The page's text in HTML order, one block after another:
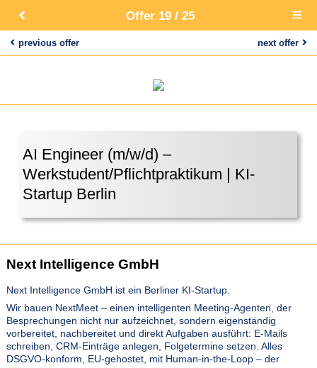
Offer 19 / 25
Open
menu
previous offer next offer
AI Engineer (m/w/d) –
Werkstudent/Pflichtpraktikum | KI-
Startup Berlin
Next Intelligence GmbH
Next Intelligence GmbH ist ein Berliner KI-Startup.
Wir bauen NextMeet – einen intelligenten Meeting-Agenten, der
Besprechungen nicht nur aufzeichnet, sondern eigenständig
vorbereitet, nachbereitet und direkt Aufgaben ausführt: E-Mails
schreiben, CRM-Einträge anlegen, Folgetermine setzen. Alles
DSGVO-konform, EU-gehostet, mit Human-in-the-Loop – der